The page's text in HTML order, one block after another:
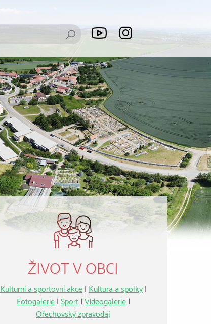
ŽIVOT V OBCI
Kulturní a sportovní akce| Kultura a spolky|
Fotogalerie|Sport|Videogalerie|
Ořechovský zpravodaj